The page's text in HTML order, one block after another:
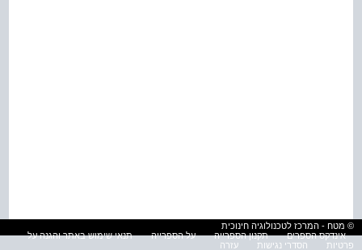
© מטח - המרכז לטכנולוגיה חינוכית
אינדקס הספרים
תקנון הספרייה על הספרייה
תנאי שימוש באתר והגנה על
פרטיות
הסדרי נגישות עזרה